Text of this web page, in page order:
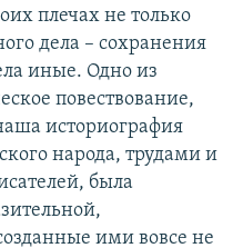
плечах не только
дела – сохранения
иные. Одно из
повествование,
историография
народа, трудами и
была
ими вовсе не